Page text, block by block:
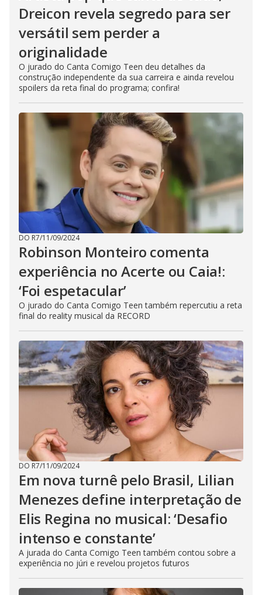
Dreicon revela segredo para ser
versátil sem perder a
originalidade
O jurado do Canta Comigo Teen deu detalhes da
construção independente da sua carreira e ainda revelou
spoilers da reta final do programa; confira!
DO R7/11/09/2024
Robinson Monteiro comenta
experiência no Acerte ou Caia!:
‘Foi espetacular’
O jurado do Canta Comigo Teen também repercutiu a reta
final do reality musical da RECORD
DO R7/11/09/2024
Em nova turnê pelo Brasil, Lilian
Menezes define interpretação de
Elis Regina no musical: ‘Desafio
intenso e constante’
A jurada do Canta Comigo Teen também contou sobre a
experiência no júri e revelou projetos futuros